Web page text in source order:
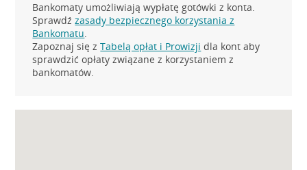
Bankomaty umożliwiają wypłatę gotówki z konta.
Sprawdźzasady bezpiecznego korzystania z
Bankomatu.
Zapoznaj się zTabelą opłat i Prowizji dla kont aby
sprawdzić opłaty związane z korzystaniem z
bankomatów.